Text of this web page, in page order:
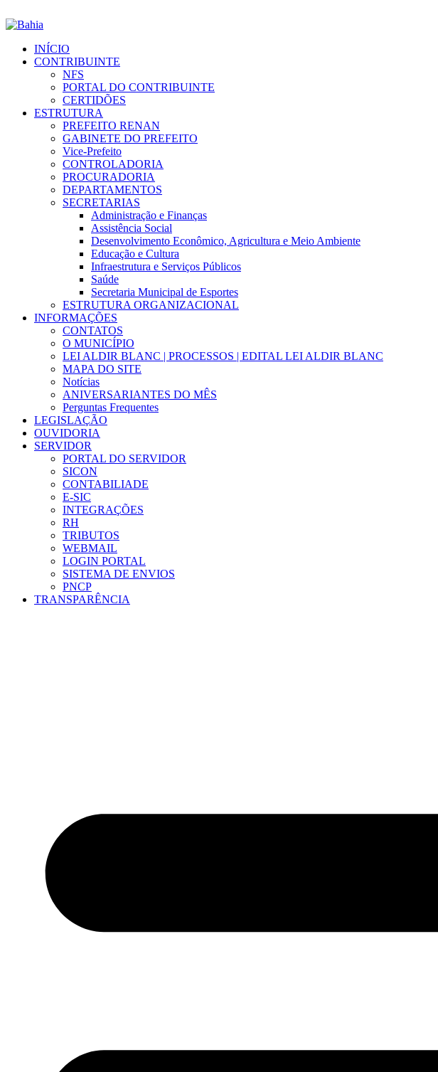
INÍCIO
CONTRIBUINTE
NFS
PORTAL DO CONTRIBUINTE
CERTIDÕES
ESTRUTURA
PREFEITO RENAN
GABINETE DO PREFEITO
Vice-Prefeito
CONTROLADORIA
PROCURADORIA
DEPARTAMENTOS
SECRETARIAS
Administração e Finanças
Assistência Social
Desenvolvimento Econômico, Agricultura e Meio Ambiente
Educação e Cultura
Infraestrutura e Serviços Públicos
Saúde
Secretaria Municipal de Esportes
ESTRUTURA ORGANIZACIONAL
INFORMAÇÕES
CONTATOS
O MUNICÍPIO
LEI ALDIR BLANC | PROCESSOS | EDITAL LEI ALDIR BLANC
MAPA DO SITE
Notícias
ANIVERSARIANTES DO MÊS
Perguntas Frequentes
LEGISLAÇÃO
OUVIDORIA
SERVIDOR
PORTAL DO SERVIDOR
SICON
CONTABILIADE
E-SIC
INTEGRAÇÕES
RH
TRIBUTOS
WEBMAIL
LOGIN PORTAL
SISTEMA DE ENVIOS
PNCP
TRANSPARÊNCIA